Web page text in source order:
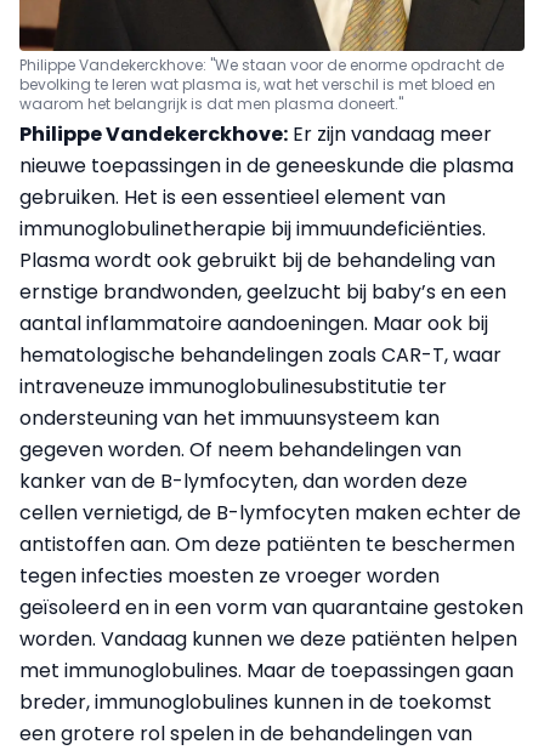
Philippe Vandekerckhove: "We staan voor de enorme opdracht de
bevolking te leren wat plasma is, wat het verschil is met bloed en
waarom het belangrijk is dat men plasma doneert."
Philippe Vandekerckhove: Er zijn vandaag meer
nieuwe toepassingen in de geneeskunde die plasma
gebruiken. Het is een essentieel element van
immunoglobulinetherapie bij immuundeficiënties.
Plasma wordt ook gebruikt bij de behandeling van
ernstige brandwonden, geelzucht bij baby’s en een
aantal inflammatoire aandoeningen. Maar ook bij
hematologische behandelingen zoals CAR-T, waar
intraveneuze immunoglobulinesubstitutie ter
ondersteuning van het immuunsysteem kan
gegeven worden. Of neem behandelingen van
kanker van de B-lymfocyten, dan worden deze
cellen vernietigd, de B-lymfocyten maken echter de
antistoffen aan. Om deze patiënten te beschermen
tegen infecties moesten ze vroeger worden
geïsoleerd en in een vorm van quarantaine gestoken
worden. Vandaag kunnen we deze patiënten helpen
met immunoglobulines. Maar de toepassingen gaan
breder, immunoglobulines kunnen in de toekomst
een grotere rol spelen in de behandelingen van